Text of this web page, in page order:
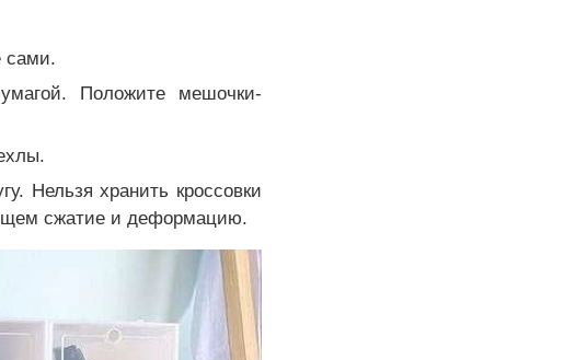
сами.
Положите мешочки-
Нельзя хранить кроссовки
сжатие и деформацию.